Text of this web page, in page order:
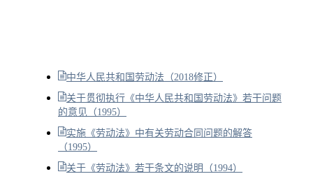
中华人民共和国劳动法（2018修正）
关于贯彻执行《中华人民共和国劳动法》若干问题
的意见（1995）
实施《劳动法》中有关劳动合同问题的解答
（1995）
关于《劳动法》若干条文的说明（1994）